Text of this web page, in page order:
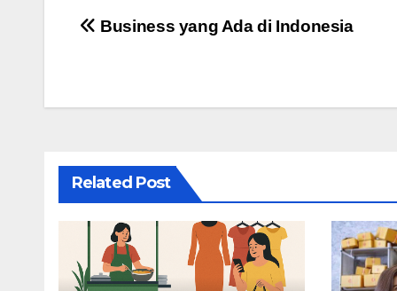
Navigasi
Business yang Ada di Indonesia
Related Post